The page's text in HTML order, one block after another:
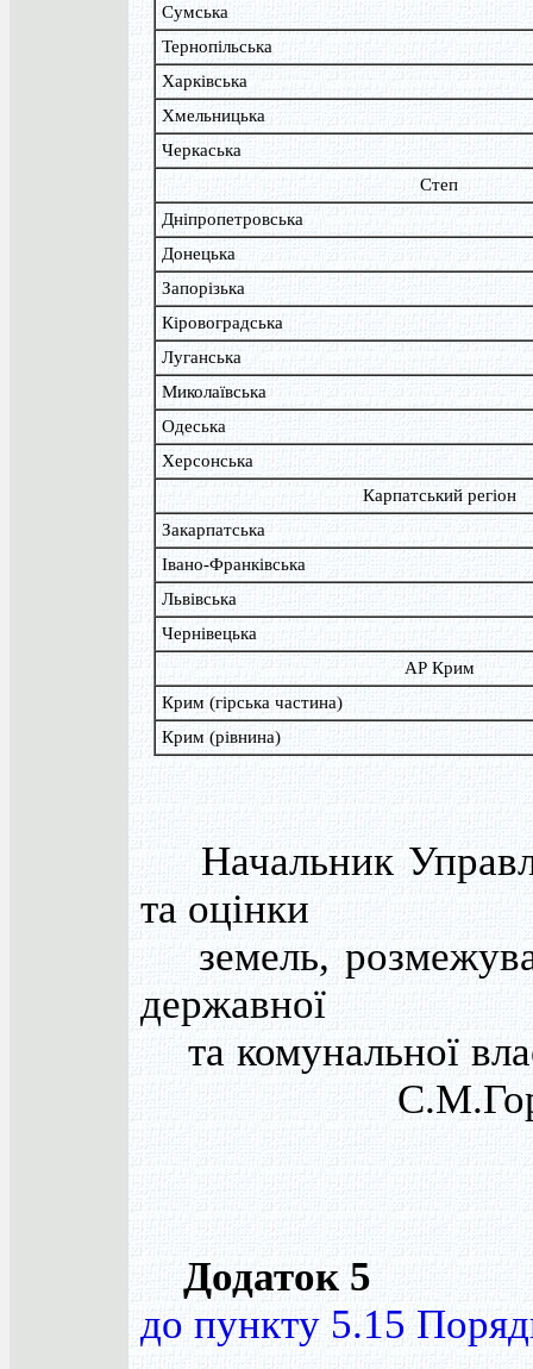
Сумська
Тернопільська
Харківська
Хмельницька
Черкаська
Степ
Дніпропетровська
Донецька
Запорізька
Кіровоградська
Луганська
Миколаївська
Одеська
Херсонська
Карпатський регіон
Закарпатська
Івано-Франківська
Львівська
Чернівецька
АР Крим
Крим (гірська частина)
Крим (рівнина)
Начальник
та оцінки
земель,
державної
та комунальної
Додаток 5
до пункту 5.15